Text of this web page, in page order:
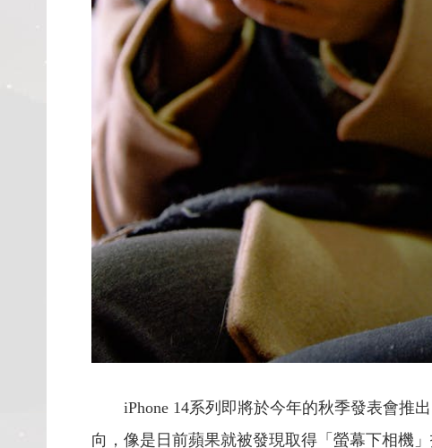
iPhone 14系列即將於今年的秋季發表會推
向，像是日前蘋果就被發現取得「螢幕下相機